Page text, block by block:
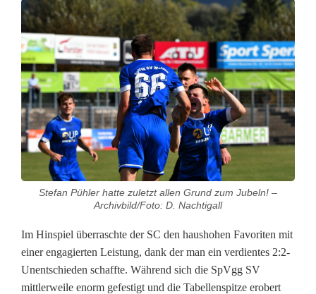
S
p
i
t
z
e
n
i
t
Stefan Pühler hatte zuletzt allen Grund zum Jubeln! –
Archivbild/Foto: D. Nachtigall
Im Hinspiel überraschte der SC den haushohen Favoriten mit
einer engagierten Leistung, dank der man ein verdientes 2:2-
Unentschieden schaffte. Während sich die SpVgg SV
mittlerweile enorm gefestigt und die Tabellenspitze erobert